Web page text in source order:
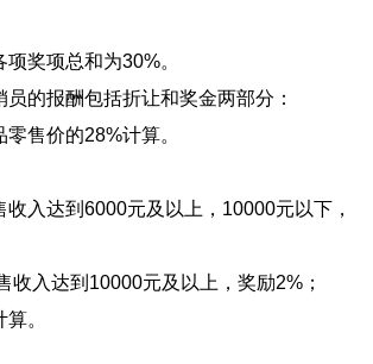
奖项总和为30%。
的报酬包括折让和奖金两部分：
售价的28%计算。
达到6000元及以上，10000元以下，
入达到10000元及以上，奖励2%；
。